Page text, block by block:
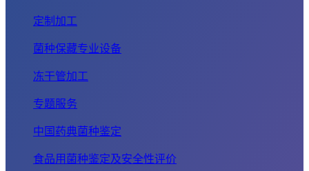
定制加工
菌种保藏专业设备
冻干管加工
专题服务
中国药典菌种鉴定
食品用菌种鉴定及安全性评价